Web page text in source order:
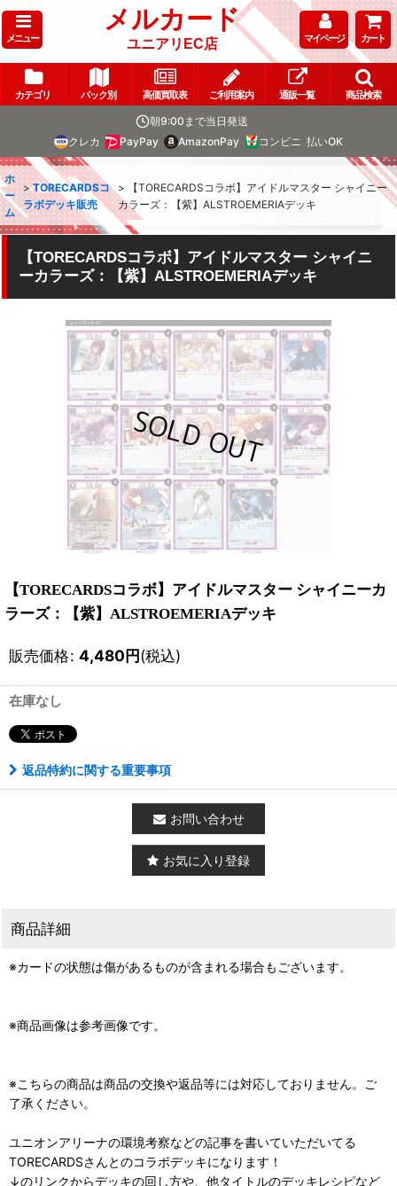
メニュー
メルカード
ユニアリEC店 マイページ カート
カテゴリ パック別 高価買取表 ご利用案内 通販一覧 商品検索
朝9:00まで当日発送
クレカ
PayPay AmazonPay コンビニ 払いOK
ホ
ー
ム
> TORECARDSコ
ラボデッキ販売
>
【TORECARDSコラボ】アイドルマスター シャイニー
カラーズ：【紫】ALSTROEMERIAデッキ
【TORECARDSコラボ】アイドルマスター シャイニ
ーカラーズ：【紫】ALSTROEMERIAデッキ
【TORECARDSコラボ】アイドルマスター シャイニーカ
ラーズ：【紫】ALSTROEMERIAデッキ
販売価格: 4,480円(税込)
在庫なし
返品特約に関する重要事項
お問い合わせ
お気に入り登録
商品詳細
※カードの状態は傷があるものが含まれる場合もございます。
※商品画像は参考画像です。
※こちらの商品は商品の交換や返品等には対応しておりません。ご
了承ください。
ユニオンアリーナの環境考察などの記事を書いていただいてる
TORECARDSさんとのコラボデッキになります！
↓のリンクからデッキの回し方や、他タイトルのデッキレシピなど